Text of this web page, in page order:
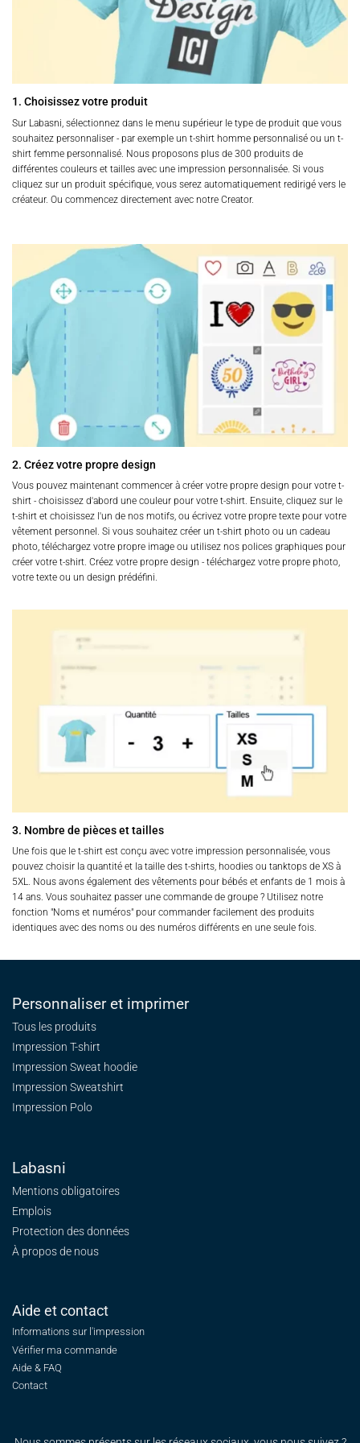
produit
produit
1. Choisissez votre produit
Sur Labasni, sélectionnez dans le menu supérieur le type de produit que vous
souhaitez personnaliser - par exemple un t-shirt homme personnalisé ou un t-
shirt femme personnalisé. Nous proposons plus de 300 produits de
différentes couleurs et tailles avec une impression personnalisée. Si vous
cliquez sur un produit spécifique, vous serez automatiquement redirigé vers le
créateur. Ou commencez directement avec notre Creator.
2. Créez votre propre design
Vous pouvez maintenant commencer à créer votre propre design pour votre t-
shirt - choisissez d'abord une couleur pour votre t-shirt. Ensuite, cliquez sur le
t-shirt et choisissez l'un de nos motifs, ou écrivez votre propre texte pour votre
vêtement personnel. Si vous souhaitez créer un t-shirt photo ou un cadeau
photo, téléchargez votre propre image ou utilisez nos polices graphiques pour
créer votre t-shirt. Créez votre propre design - téléchargez votre propre photo,
votre texte ou un design prédéfini.
3. Nombre de pièces et tailles
Une fois que le t-shirt est conçu avec votre impression personnalisée, vous
pouvez choisir la quantité et la taille des t-shirts, hoodies ou tanktops de XS à
5XL. Nous avons également des vêtements pour bébés et enfants de 1 mois à
14 ans. Vous souhaitez passer une commande de groupe ? Utilisez notre
fonction "Noms et numéros" pour commander facilement des produits
identiques avec des noms ou des numéros différents en une seule fois.
Personnaliser et imprimer
Tous les produits
Impression T-shirt
Impression Sweat hoodie
Impression Sweatshirt
Impression Polo
Labasni
Mentions obligatoires
Emplois
Protection des données
À propos de nous
Aide et contact
Informations sur l'impression
Vérifier ma commande
Aide & FAQ
Contact